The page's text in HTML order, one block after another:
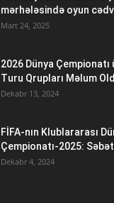
mərhələsində oyun
Mart 24, 2025
2026 Dünya
Turu Qrupları Məlum
Dekabr 13, 2024
FİFA-nın Klublararası
Çempionatı-2025:
Dekabr 4, 2024